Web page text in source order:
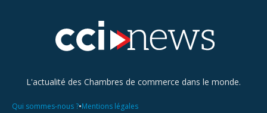
L'actualité des Chambres de commerce dans le monde.
Qui sommes-nous ?•Mentions légales